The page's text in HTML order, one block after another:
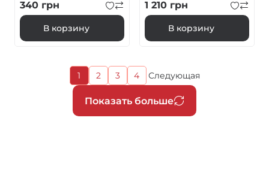
340 грн
В корзину
1 210 грн
В корзину
Нумерация
страниц
Показать больше
Текущая
страница
1
Страница
2
Страница
3
Страница
4
Следующая
страница
Следующая